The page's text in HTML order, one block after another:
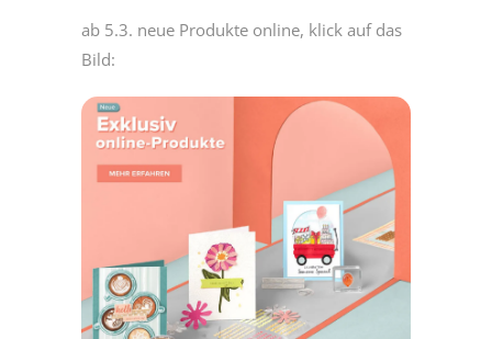
ab 5.3. neue Produkte online, klick auf das
Bild: